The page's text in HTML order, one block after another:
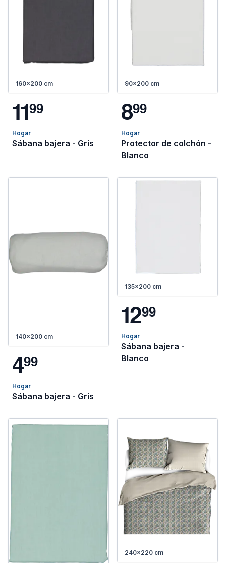
160x200 cm
1199
Hogar
Sábana bajera - Gris
90x200 cm
899
Hogar
Protector de colchón -
Blanco
140x200 cm
499
Hogar
Sábana bajera - Gris
135x200 cm
1299
Hogar
Sábana bajera -
Blanco
240x220 cm